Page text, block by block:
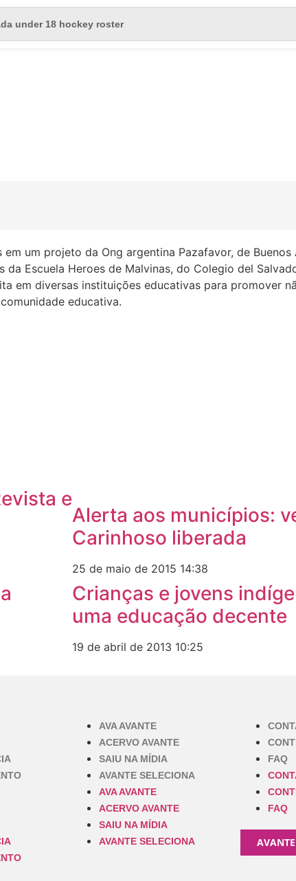
um projeto da Ong argentina Pazafavor, de Buenos
Escuela Heroes de Malvinas, do Colegio del
em diversas instituições educativas para promover
educativa.
e
Alerta aos municípios:
Carinhoso liberada
25 de maio de 2015 14:38
Crianças e jovens
uma educação decente
19 de abril de 2013 10:25
AVA AVANTE
ACERVO AVANTE
SAIU NA MÍDIA
AVANTE SELECIONA
AVA AVANTE
ACERVO AVANTE
SAIU NA MÍDIA
AVANTE SELECIONA
FAQ
FAQ